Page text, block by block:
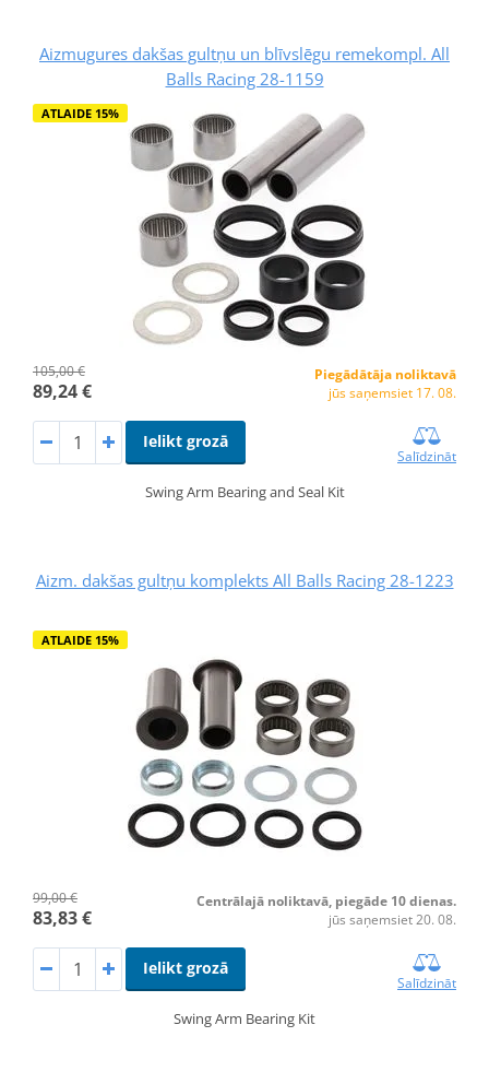
Aizmugures dakšas gultņu un blīvslēgu remekompl. All
Balls Racing 28-1159
ATLAIDE 15%
105,00 €
89,24 €
Piegādātāja noliktavā
jūs saņemsiet 17. 08.
Ielikt grozā
Salīdzināt
Swing Arm Bearing and Seal Kit
Aizm. dakšas gultņu komplekts All Balls Racing 28-1223
ATLAIDE 15%
99,00 €
83,83 €
Centrālajā noliktavā, piegāde 10 dienas.
jūs saņemsiet 20. 08.
Ielikt grozā
Salīdzināt
Swing Arm Bearing Kit